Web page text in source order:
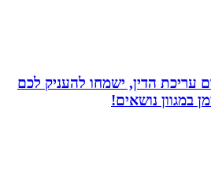
הדין, ישמחו להעניק לכם
נושאים!